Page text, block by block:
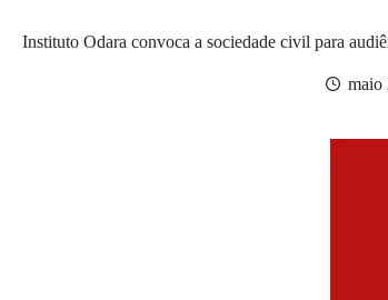
Instituto Odara convoca a sociedade civil para
maio